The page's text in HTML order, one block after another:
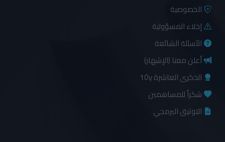
الخصوصية
إخلاء المسؤولية
الأسئلة الشائعة
أعلن معنا (الإشهار)
الذكرى العاشرة 10y
شكراً للمساهمين
التوثيق البرمجي